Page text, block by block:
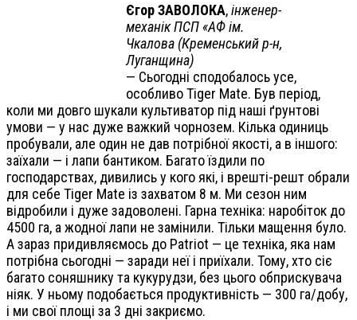
Єгор ЗАВОЛОКА,інженер-
механік ПСП «АФ ім.
Чкалова (Кременський р-н,
Луганщина)
— Сьогодні сподобалось усе,
особливо Tiger Mate. Був період,
коли ми довго шукали культиватор під наші ґрунтові
умови — у нас дуже важкий чорнозем. Кілька одиниць
пробували, але один не дав потрібної якості, а в іншого:
заїхали — і лапи бантиком. Багато їздили по
господарствах, дивились у кого які, і врешті-решт обрали
для себе Tiger Mate із захватом 8 м. Ми сезон ним
відробили і дуже задоволені. Гарна техніка: наробіток до
4500 га, а жодної лапи не замінили. Тільки мащення було.
А зараз придивляємось до Patriot — це техніка, яка нам
потрібна сьогодні — заради неї і приїхали. Тому, хто сіє
багато соняшнику та кукурудзи, без цього обприскувача
ніяк. У ньому подобається продуктивність — 300 га/добу,
і ми свої площі за 3 дні закриємо.